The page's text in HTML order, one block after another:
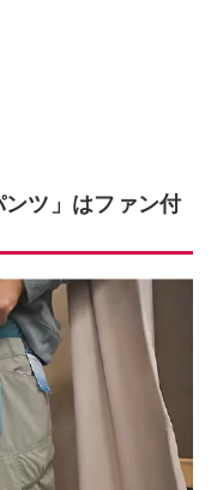
ツ」はファン付